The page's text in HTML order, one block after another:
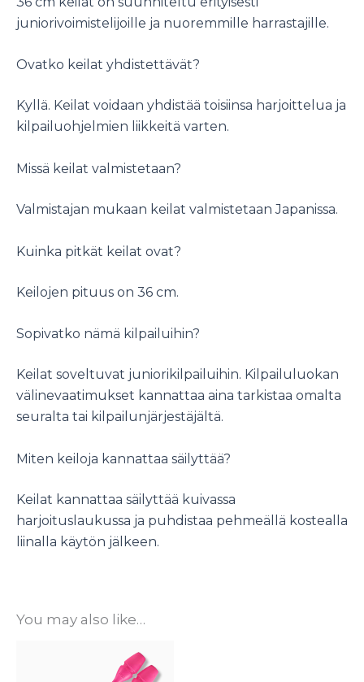
juniorivoimistelijoille ja nuoremmille harrastajille.
Ovatko keilat yhdistettävät?
Kyllä. Keilat voidaan yhdistää toisiinsa harjoittelua ja
kilpailuohjelmien liikkeitä varten.
Missä keilat valmistetaan?
Valmistajan mukaan keilat valmistetaan Japanissa.
Kuinka pitkät keilat ovat?
Keilojen pituus on 36 cm.
Sopivatko nämä kilpailuihin?
Keilat soveltuvat juniorikilpailuihin. Kilpailuluokan
välinevaatimukset kannattaa aina tarkistaa omalta
seuralta tai kilpailunjärjestäjältä.
Miten keiloja kannattaa säilyttää?
Keilat kannattaa säilyttää kuivassa
harjoituslaukussa ja puhdistaa pehmeällä kostealla
liinalla käytön jälkeen.
You may also like…